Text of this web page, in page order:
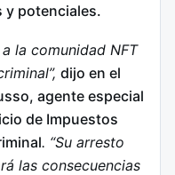
y potenciales.
la comunidad NFT
dijo en el
agente especial
de Impuestos
. “Su arresto
las consecuencias